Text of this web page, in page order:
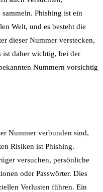
Phishing ist ein
Welt, und es besteht die
dieser Nummer verstecken,
ist daher wichtig, bei der
Nummern vorsichtig
Nummer verbunden sind,
Risiken ist Phishing.
versuchen, persönliche
oder Passwörter. Dies
Verlusten führen. Ein